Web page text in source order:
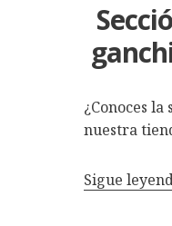
¿Conoces la
nuestra
Sigue